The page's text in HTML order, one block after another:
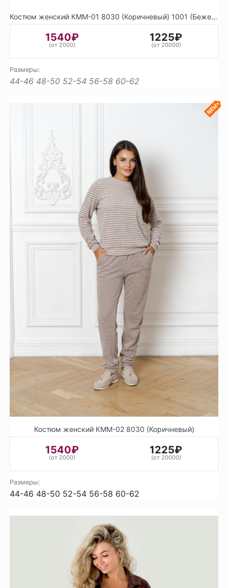
Костюм женский КММ-01 8030 (Коричневый) 1001 (Бежевый)
1540₽
(от 2000)
1225₽
(от 20000)
Размеры:
44-46 48-50 52-54 56-58 60-62
Костюм женский КММ-02 8030 (Коричневый)
1540₽
(от 2000)
1225₽
(от 20000)
Размеры:
44-46 48-50 52-54 56-58 60-62